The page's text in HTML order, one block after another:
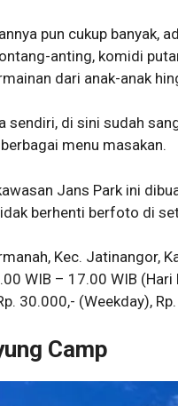
pun cukup banyak,
anting, komidi
dari anak-anak
sendiri, di sini sudah
menu masakan.
Jans Park ini
berhenti berfoto di
Kec. Jatinangor,
WIB – 17.00 WIB
30.000,- (Weekday),
Camp